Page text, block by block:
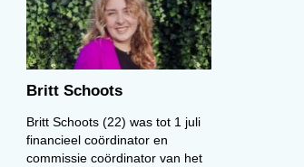
Britt Schoots
Britt Schoots (22) was tot 1 juli
financieel coördinator en
commissie coördinator van het